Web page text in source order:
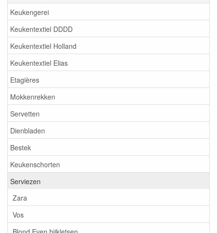
Keukengerei
Keukentextiel DDDD
Keukentextiel Holland
Keukentextiel Elias
Etagières
Mokkenrekken
Servetten
Dienbladen
Bestek
Keukenschorten
Serviezen
Zara
Vos